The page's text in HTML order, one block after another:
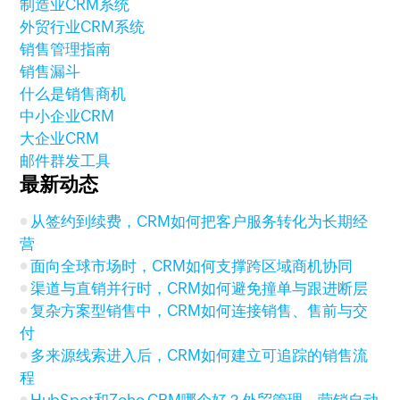
制造业CRM系统
外贸行业CRM系统
销售管理指南
销售漏斗
什么是销售商机
中小企业CRM
大企业CRM
邮件群发工具
最新动态
从签约到续费，CRM如何把客户服务转化为长期经
营
面向全球市场时，CRM如何支撑跨区域商机协同
渠道与直销并行时，CRM如何避免撞单与跟进断层
复杂方案型销售中，CRM如何连接销售、售前与交
付
多来源线索进入后，CRM如何建立可追踪的销售流
程